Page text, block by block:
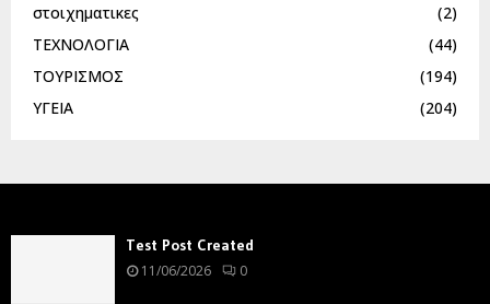
στοιχηματικες
(2)
ΤΕΧΝΟΛΟΓΙΑ
(44)
ΤΟΥΡΙΣΜΟΣ
(194)
ΥΓΕΙΑ
(204)
Test Post Created
11/06/2026 0